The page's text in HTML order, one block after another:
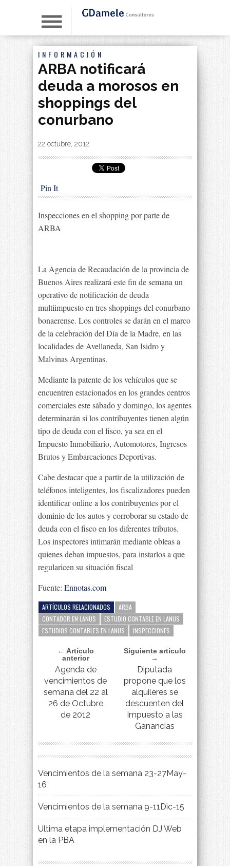
INFORMACIÓN
ARBA notificará
deuda a morosos en
shoppings del
conurbano
By|
22 octubre, 2012
Pin It
Inspecciones en el shopping por parte de
ARBA
La Agencia de Recaudación de la provincia de
Buenos Aires realizará este fin de semana un
operativo de notificación de deuda
multiimpuesto en tres shoppings del conurbano
bonaerense. Los controles se darán en el marco
de la celebración del Día de la Madre, en las
localidades de Avellaneda, San Isidro y
Malvinas Argentinas.
Mediante la patente de los vehículos que se
encuentren estacionados en los grandes centros
comerciales este sábado y domingo, los agentes
determinarán si los contribuyentes tienen algún
tipo de deuda con el fisco, ya sea en el
Impuesto Inmobiliario, Automotores, Ingresos
Brutos y Embarcaciones Deportivas.
Cabe destacar que a partir de la utilización de
teléfonos inteligentes, los fiscalizadores pueden
identificar online a los contribuyentes por el
dominio de los autos y corroborar su estado de
deuda con el fisco en los diferentes tributos.
Los inspectores intimarán mediante obleas a
quienes deban impuestos, para instarlos a que
regularicen su situación fiscal
Fuente: Ennotas.com
ARTÍCULOS RELACIONADOS
ARBA
CONTADOR EN LANUS
ESTUDIO CONTABLE EN LANUS
ESTUDIOS CONTABLES EN LANUS
INSPECCIONES
← Artículo
anterior
Agenda de
vencimientos de
semana del 22 al
26 de Octubre
de 2012
Siguiente artículo
→
Diputada
propone que los
alquileres se
descuenten del
Impuesto a las
Ganancias
Vencimientos de la semana 23-27May-
16
Vencimientos de la semana 9-11Dic-15
Ultima etapa implementación DJ Web
en la PBA